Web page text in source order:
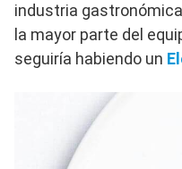
industria
la mayor parte del
seguiría habiendo un